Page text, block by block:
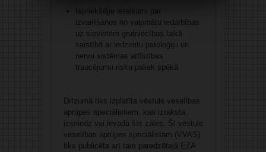
Iepriekšējie ieteikumi par
izvairīšanos no valproātu iedarbības
uz sievietēm grūtniecības laikā
saistībā ar iedzimtu patoloģiju un
nervu sistēmas attīstības
traucējumu risku paliek spēkā.
Drīzumā tiks izplatīta vēstule veselības
aprūpes speciālistiem, kas izraksta,
izsniedz vai ievada šīs zāles. Šī vēstule
veselības aprūpes speciālistam (VVAS)
tiks publicēta arī tam paredzētajā EZA